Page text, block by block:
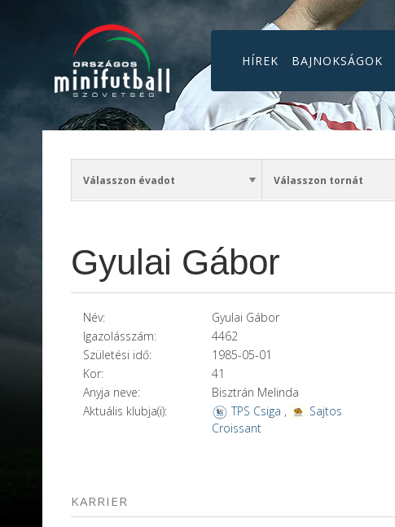
HÍREK BAJNOKSÁGOK
Gyulai Gábor
Név:
Gyulai Gábor
Igazolásszám:
4462
Születési idő:
1985-05-01
Kor:
41
Anyja neve:
Bisztrán Melinda
Aktuális klubja(i):
TPS Csiga ,
Sajtos
Croissant
KARRIER